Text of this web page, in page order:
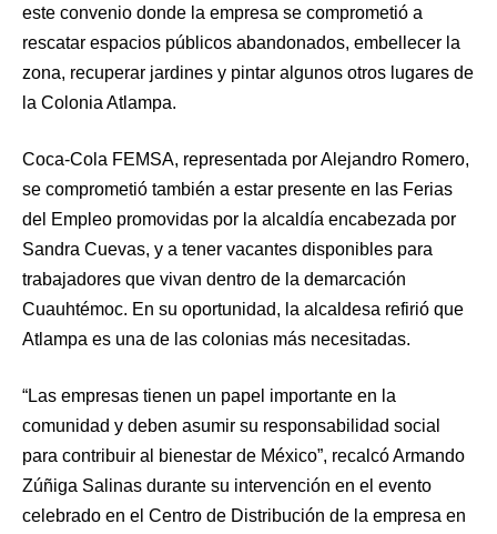
este convenio donde la empresa se comprometió a
rescatar espacios públicos abandonados, embellecer la
zona, recuperar jardines y pintar algunos otros lugares de
la Colonia Atlampa.
Coca-Cola FEMSA, representada por Alejandro Romero,
se comprometió también a estar presente en las Ferias
del Empleo promovidas por la alcaldía encabezada por
Sandra Cuevas, y a tener vacantes disponibles para
trabajadores que vivan dentro de la demarcación
Cuauhtémoc. En su oportunidad, la alcaldesa refirió que
Atlampa es una de las colonias más necesitadas.
“Las empresas tienen un papel importante en la
comunidad y deben asumir su responsabilidad social
para contribuir al bienestar de México”, recalcó Armando
Zúñiga Salinas durante su intervención en el evento
celebrado en el Centro de Distribución de la empresa en